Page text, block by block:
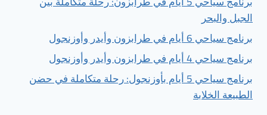
الجبل والبحر
برنامج سياحي 6 أيام في طرابزون وأيدر وأوزنجول
برنامج سياحي 4 أيام في طرابزون وأيدر وأوزنجول
برنامج سياحي 5 أيام بأوزنجول: رحلة متكاملة في حضن
الطبيعة الخلابة